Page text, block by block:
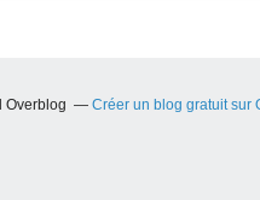
Overblog Créer un blog gratuit sur